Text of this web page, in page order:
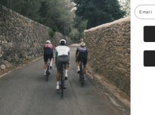
Expédition
Partager
Email